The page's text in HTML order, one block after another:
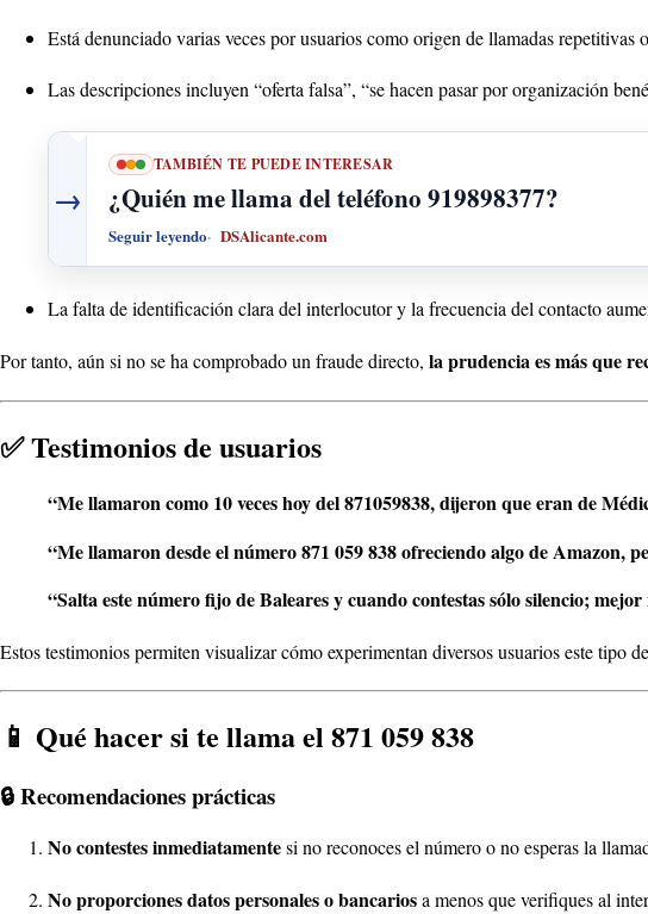
Está denunciado varias veces por usuarios como origen de llamadas repetitivas
Las descripciones incluyen “oferta falsa”, “se hacen pasar por organización
→
TAMBIÉN TE PUEDE INTERESAR
¿Quién me llama del teléfono 919898377?
Seguir leyendo DSAlicante.com
La falta de identificación clara del interlocutor y la frecuencia del contacto
Por tanto, aún si no se ha comprobado un fraude directo, la prudencia es más que
✅ Testimonios de usuarios
“Me llamaron como 10 veces hoy del 871059838, dijeron que eran de
“Me llamaron desde el número 871 059 838 ofreciendo algo de
“Salta este número fijo de Baleares y cuando contestas sólo silencio;
Estos testimonios permiten visualizar cómo experimentan diversos usuarios este tipo
📱 Qué hacer si te llama el 871 059 838
🔒 Recomendaciones prácticas
No contestes inmediatamentesi no reconoces el número o no esperas la
No proporciones datos personales o bancariosa menos que verifiques al